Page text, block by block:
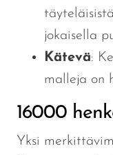
jokaisella
Kätevä:
malleja on
16000
Yksi